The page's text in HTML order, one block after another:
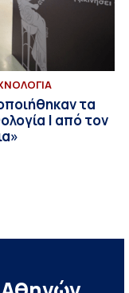
τα
| από τον